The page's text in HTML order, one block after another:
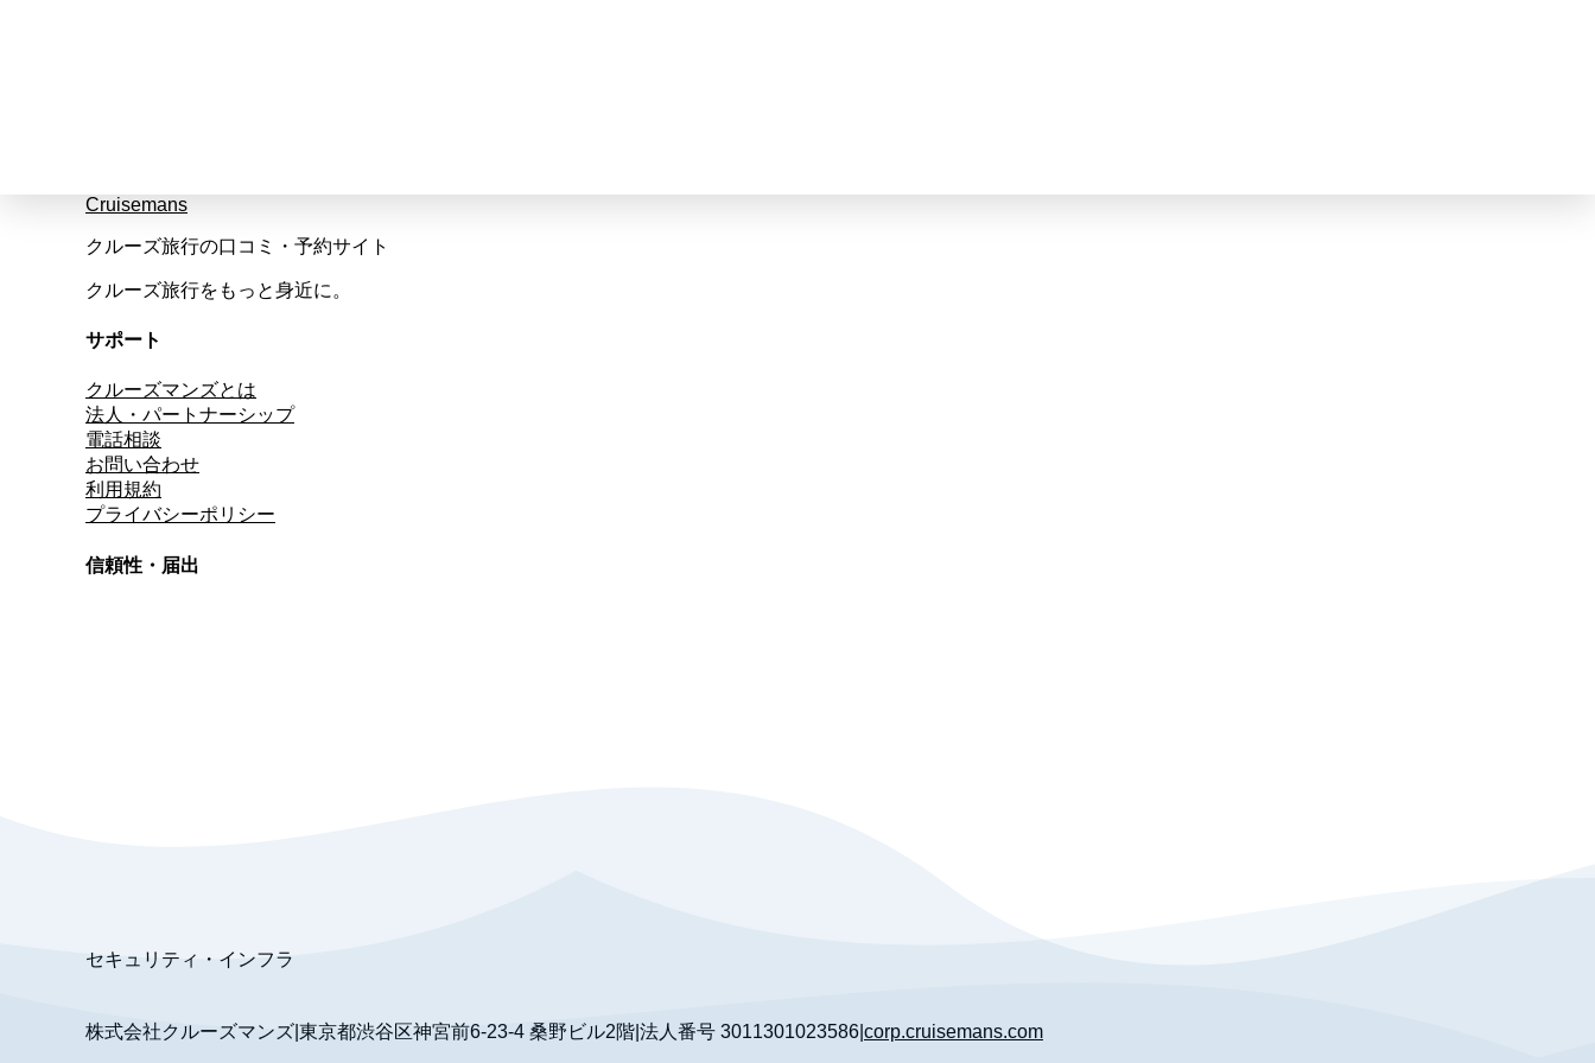
Cruisemans
クルーズ旅行の口コミ・予約サイト
クルーズ旅行をもっと身近に。
サポート
クルーズマンズとは
法人・パートナーシップ
電話相談
お問い合わせ
利用規約
プライバシーポリシー
信頼性・届出
セキュリティ・インフラ
株式会社クルーズマンズ 東京都渋谷区神宮前6-23-4 桑野ビル2階 法人番号 3011301023586 corp.cruisemans.com